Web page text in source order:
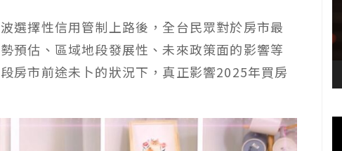
選擇性信用管制上路後，全台民眾對於房市最
預估、區域地段發展性、未來政策面的影響等
房市前途未卜的狀況下，真正影響2025年買房